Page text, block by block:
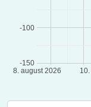
8. august 2026
-150
-100